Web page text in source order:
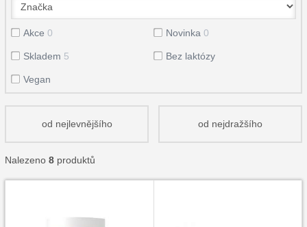
Akce 0 Novinka 0
Skladem 5 Bez laktózy
Vegan
od nejlevnějšího od nejdražšího
Nalezeno 8 produktů